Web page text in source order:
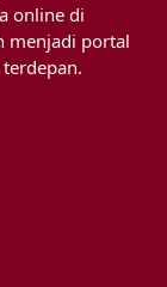
online di
menjadi portal